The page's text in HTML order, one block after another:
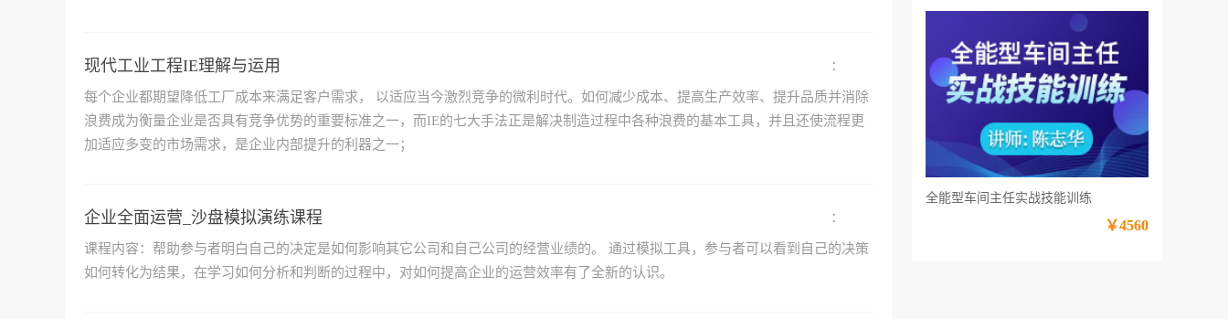
现代工业工程IE理解与运用 ：
每个企业都期望降低工厂成本来满足客户需求， 以适应当今激烈竞争的微利时代。如何减少成本、提高生产效率、提升品质并消除
浪费成为衡量企业是否具有竞争优势的重要标准之一，而IE的七大手法正是解决制造过程中各种浪费的基本工具，并且还使流程更
加适应多变的市场需求，是企业内部提升的利器之一；
企业全面运营_沙盘模拟演练课程 ：
课程内容：帮助参与者明白自己的决定是如何影响其它公司和自己公司的经营业绩的。 通过模拟工具，参与者可以看到自己的决策
如何转化为结果，在学习如何分析和判断的过程中，对如何提高企业的运营效率有了全新的认识。
全能型车间主任实战技能训练
￥4560